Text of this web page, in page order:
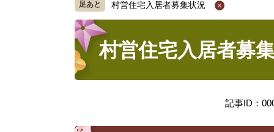
村営住宅入居者募集状況
本
文
村営住宅入居者募
記事ID：